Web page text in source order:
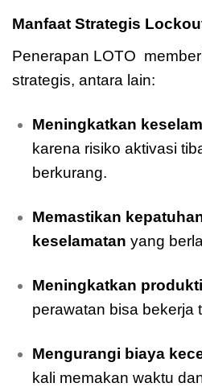
Manfaat Strategis
Penerapan LOTO
strategis, antara lain:
Meningkatkan
karena risiko aktivasi
berkurang.
Memastikan
keselamatan yang
Meningkatkan
perawatan bisa bekerja
Mengurangi biaya
kali memakan waktu